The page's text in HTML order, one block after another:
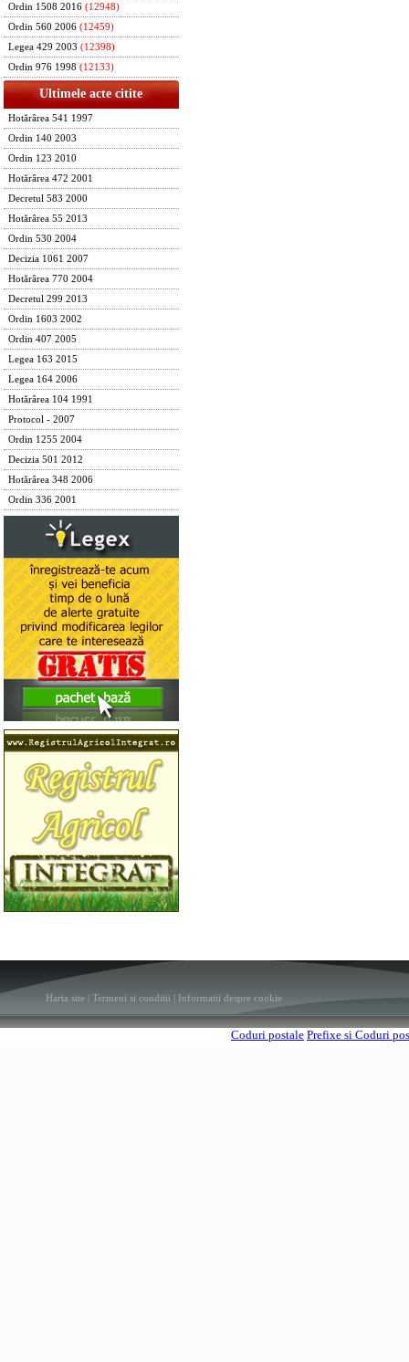
Ordin 1508 2016 (12948)
Ordin 560 2006 (12459)
Legea 429 2003 (12398)
Ordin 976 1998 (12133)
Ultimele acte citite
Hotărârea 541 1997
Ordin 140 2003
Ordin 123 2010
Hotărârea 472 2001
Decretul 583 2000
Hotărârea 55 2013
Ordin 530 2004
Decizia 1061 2007
Hotărârea 770 2004
Decretul 299 2013
Ordin 1603 2002
Ordin 407 2005
Legea 163 2015
Legea 164 2006
Hotărârea 104 1991
Protocol - 2007
Ordin 1255 2004
Decizia 501 2012
Hotărârea 348 2006
Ordin 336 2001
Harta site | Termeni si conditii | Informatii despre cookie
Coduri postale Prefixe si Coduri